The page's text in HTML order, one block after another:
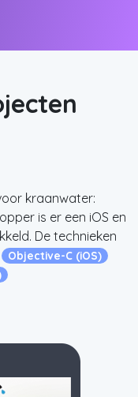
kraanwater:
is er een iOS en
De technieken
Objective-C (iOS)